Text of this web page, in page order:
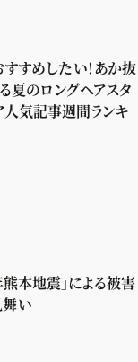
すめしたい！あか抜
夏のロングヘアスタ
人気記事週間ランキ
熊本地震」による被害
い